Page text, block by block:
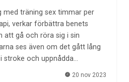
med träning sex timmar per
verkar förbättra benets
gå och röra sig i sin
ses även om det gått lång
stroke och uppnådda…
20 nov 2023